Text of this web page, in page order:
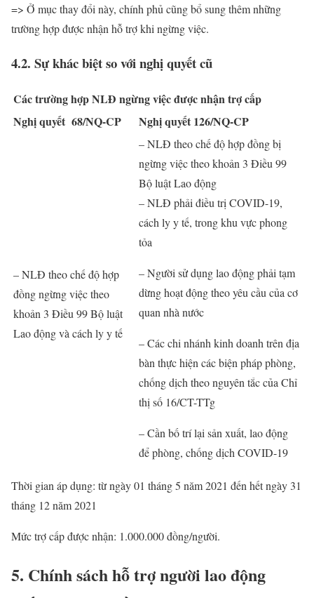
=> Ở mục thay đổi này, chính phủ cũng bổ sung thêm những
trường hợp được nhận hỗ trợ khi ngừng việc.
4.2. Sự khác biệt so với nghị quyết cũ
Các trường hợp NLĐ ngừng việc được nhận trợ cấp
Nghị quyết 68/NQ-CP
Nghị quyết 126/NQ-CP
– NLĐ theo chế độ hợp
đồng ngừng việc theo
khoản 3 Điều 99 Bộ luật
Lao động và cách ly y tế
– NLĐ theo chế độ hợp đồng bị
ngừng việc theo khoản 3 Điều 99
Bộ luật Lao động
– NLĐ phải điều trị COVID-19,
cách ly y tế, trong khu vực phong
tỏa
– Người sử dụng lao động phải tạm
dừng hoạt động theo yêu cầu của cơ
quan nhà nước
– Các chi nhánh kinh doanh trên địa
bàn thực hiện các biện pháp phòng,
chống dịch theo nguyên tắc của Chỉ
thị số 16/CT-TTg
– Cần bố trí lại sản xuất, lao động
để phòng, chống dịch COVID-19
Thời gian áp dụng: từ ngày 01 tháng 5 năm 2021 đến hết ngày 31
tháng 12 năm 2021
Mức trợ cấp được nhận: 1.000.000 đồng/người.
5. Chính sách hỗ trợ người lao động